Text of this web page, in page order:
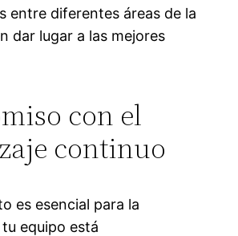
entre diferentes áreas de la
dar lugar a las mejores
con el
continuo
es esencial para la
equipo está